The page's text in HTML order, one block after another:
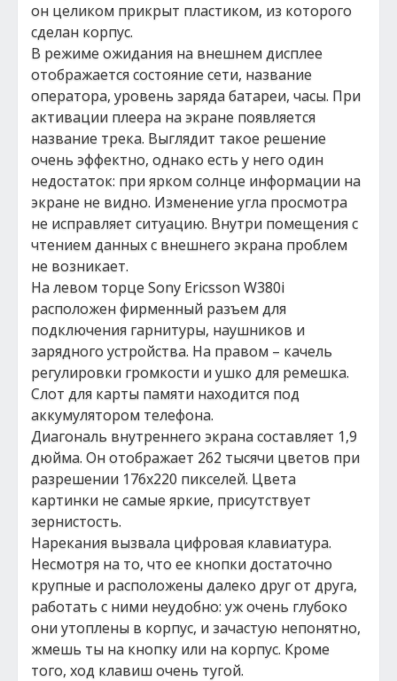
он целиком прикрыт пластиком, из которого
сделан корпус.
В режиме ожидания на внешнем дисплее
отображается состояние сети, название
оператора, уровень заряда батареи, часы. При
активации плеера на экране появляется
название трека. Выглядит такое решение
очень эффектно, однако есть у него один
недостаток: при ярком солнце информации на
экране не видно. Изменение угла просмотра
не исправляет ситуацию. Внутри помещения с
чтением данных с внешнего экрана проблем
не возникает.
На левом торце Sony Ericsson W380i
расположен фирменный разъем для
подключения гарнитуры, наушников и
зарядного устройства. На правом – качель
регулировки громкости и ушко для ремешка.
Слот для карты памяти находится под
аккумулятором телефона.
Диагональ внутреннего экрана составляет 1,9
дюйма. Он отображает 262 тысячи цветов при
разрешении 176х220 пикселей. Цвета
картинки не самые яркие, присутствует
зернистость.
Нарекания вызвала цифровая клавиатура.
Несмотря на то, что ее кнопки достаточно
крупные и расположены далеко друг от друга,
работать с ними неудобно: уж очень глубоко
они утоплены в корпус, и зачастую непонятно,
жмешь ты на кнопку или на корпус. Кроме
того, ход клавиш очень тугой.